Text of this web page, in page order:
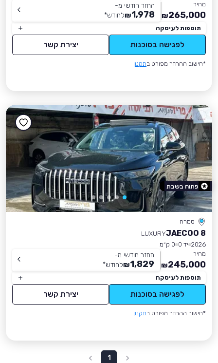
מחיר
265,000
₪
החזר חודשי מ-
1,978
₪לחודש*
תוספות לעיסקה
לפגישה בסוכנות יצירת קשר
*חישוב ההחזר מפורט בתקנון
טמרה
JAECOO 8
LUXURY
2026 יד 0
0 ק״מ
מחיר
245,000
₪
החזר חודשי מ-
1,829
₪לחודש*
תוספות לעיסקה
לפגישה בסוכנות יצירת קשר
*חישוב ההחזר מפורט בתקנון
פתוח בשבת
1